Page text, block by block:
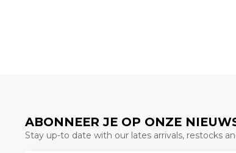
ABONNEER JE OP ONZE
Stay up-to date with our lates arrivals, restocks